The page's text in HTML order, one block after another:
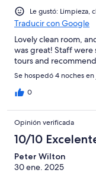
Le gustó: Limpieza,
Traducir con Google
Lovely clean room,
was great! Staff
tours and
Se hospedó 4 noches
0
Opinión verificada
10/10
Peter Wilton
30 ene. 2025